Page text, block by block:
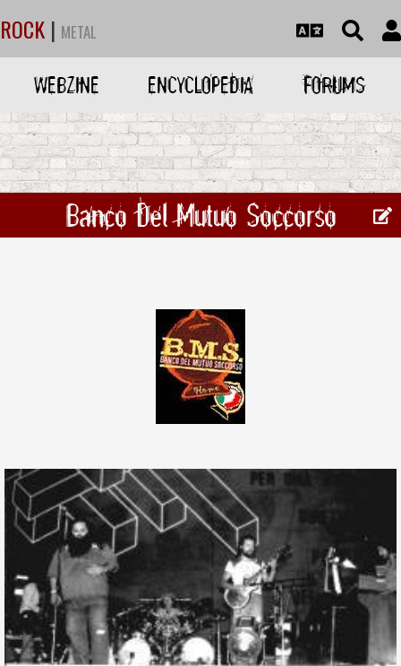
ROCK | METAL
WEBZINE ENCYCLOPEDIA FORUMS
Banco Del Mutuo Soccorso